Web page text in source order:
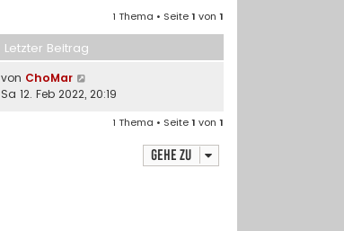
1 Thema • Seite1 von 1
Letzter Beitrag
von ChoMar
Sa 12. Feb 2022, 20:19
1 Thema • Seite1 von 1
Gehe zu